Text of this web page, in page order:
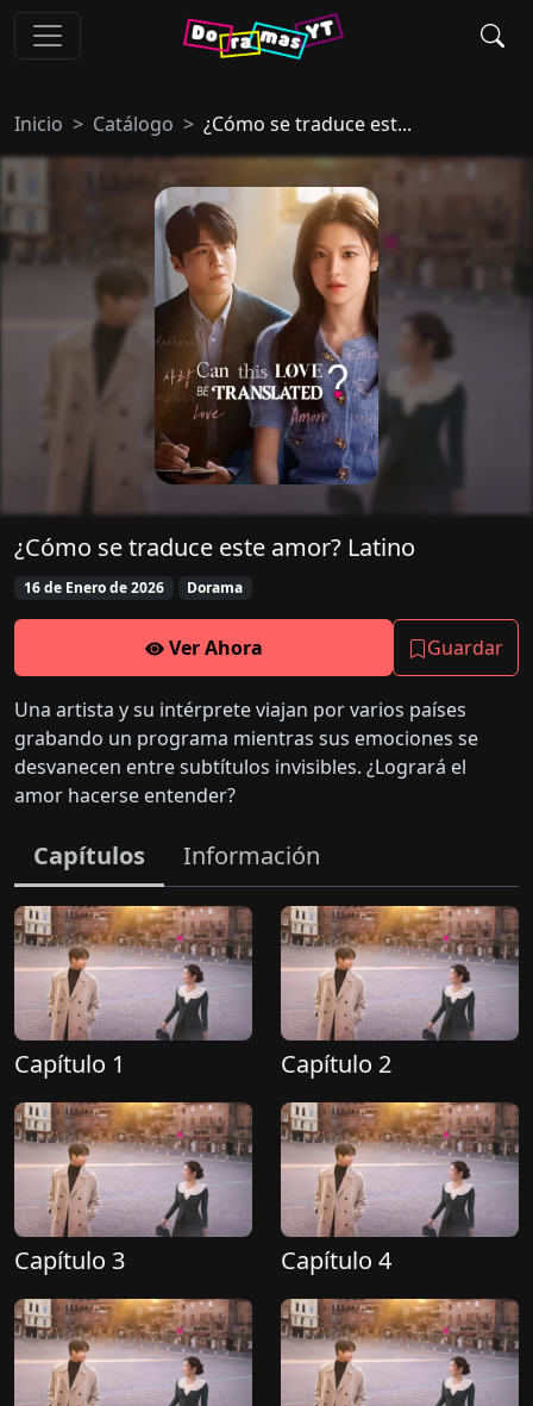
Inicio Catálogo ¿Cómo se traduce est...
¿Cómo se traduce este amor? Latino
16 de Enero de 2026 Dorama
Ver Ahora Guardar
Una artista y su intérprete viajan por varios países
grabando un programa mientras sus emociones se
desvanecen entre subtítulos invisibles. ¿Logrará el
amor hacerse entender?
Capítulos Información
Capítulo 1 Capítulo 2
Capítulo 3 Capítulo 4